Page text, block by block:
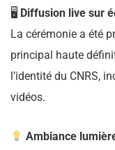
🖥 Diffusion live sur
La cérémonie a été
principal haute
l’identité du CNRS,
vidéos.
Ambiance